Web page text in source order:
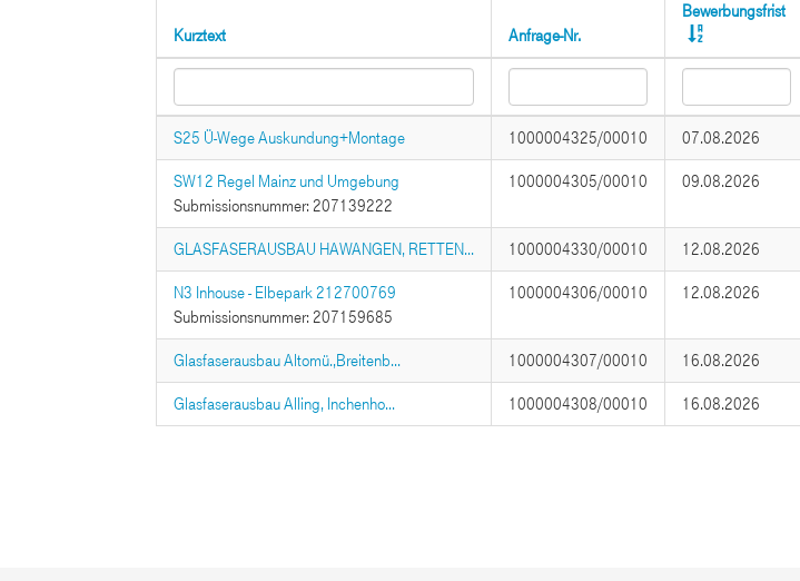
Kurztext Anfrage-Nr.
Bewerbungsfrist
S25 Ü-Wege Auskundung+Montage 1000004325/00010 07.08.2026
SW12 Regel Mainz und Umgebung
Submissionsnummer: 207139222
1000004305/00010 09.08.2026
GLASFASERAUSBAU HAWANGEN, RETTEN... 1000004330/00010 12.08.2026
N3 Inhouse - Elbepark 212700769
Submissionsnummer: 207159685
1000004306/00010 12.08.2026
Glasfaserausbau Altomü.,Breitenb... 1000004307/00010 16.08.2026
Glasfaserausbau Alling, Inchenho... 1000004308/00010 16.08.2026